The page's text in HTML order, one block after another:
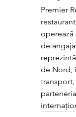
Premier
operează
de
de Nord,